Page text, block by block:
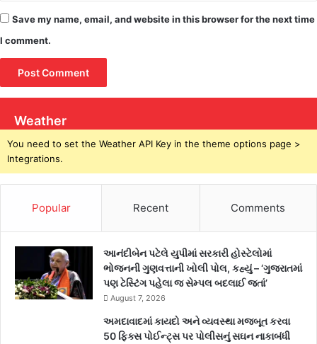
Save my name, email, and website in this browser for the next time
I comment.
Weather
You need to set the Weather API Key in the theme options page >
Integrations.
Popular Recent Comments
આનંદીબેન પટેલે યુપીમાં સરકારી હોસ્ટેલોમાં
ભોજનની ગુણવત્તાની ખોલી પોલ, કહ્યું – ‘ગુજરાતમાં
પણ ટેસ્ટિંગ પહેલા જ સેમ્પલ બદલાઈ જતાં’
August 7, 2026
અમદાવાદમાં કાયદો અને વ્યવસ્થા મજબૂત કરવા
50 ફિક્સ પોઈન્ટ્સ પર પોલીસનું સઘન નાકાબંધી